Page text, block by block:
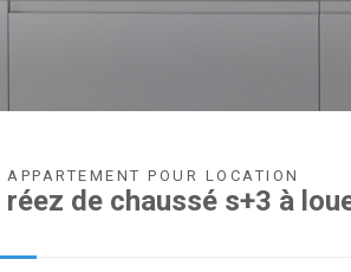
APPARTEMENT POUR LOCATION